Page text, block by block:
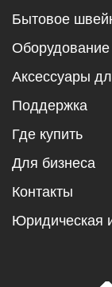
Бытовое
Аксессуары
Поддержка
Где купить
Для бизнеса
Контакты
Юридическая